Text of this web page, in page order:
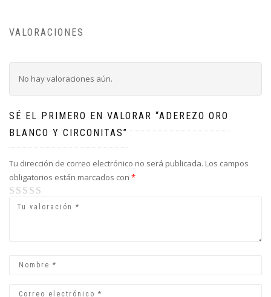
VALORACIONES
No hay valoraciones aún.
SÉ EL PRIMERO EN VALORAR “ADEREZO ORO
BLANCO Y CIRCONITAS”
Tu dirección de correo electrónico no será publicada. Los campos
obligatorios están marcados con *
1
de
2 de 5
estrellas
3 de 5
estrellas
4 de 5
estrellas
5 de 5 estrellas